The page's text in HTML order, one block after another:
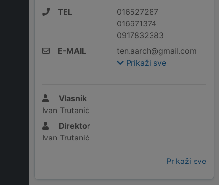
TEL
016527287
016671374
0917832383
E-MAIL
ten.aarch@gmail.com
Prikaži sve
Vlasnik
Ivan Trutanić
Direktor
Ivan Trutanić
Prikaži sve